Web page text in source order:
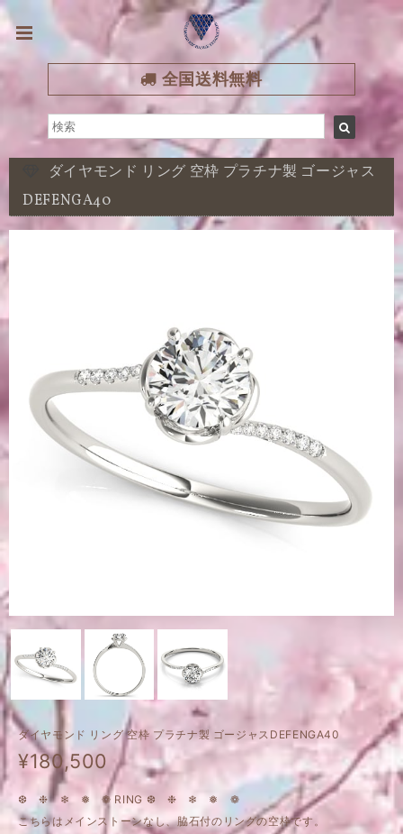
全国送料無料
ダイヤモンド リング 空枠 プラチナ製 ゴージャス
DEFENGA40
ダイヤモンド リング 空枠 プラチナ製 ゴージャスDEFENGA40
¥180,500
❆ ❉ ❄ ❅ ❁ RING ❆ ❉ ❄ ❅ ❁
こちらはメインストーンなし、脇石付のリングの空枠です。